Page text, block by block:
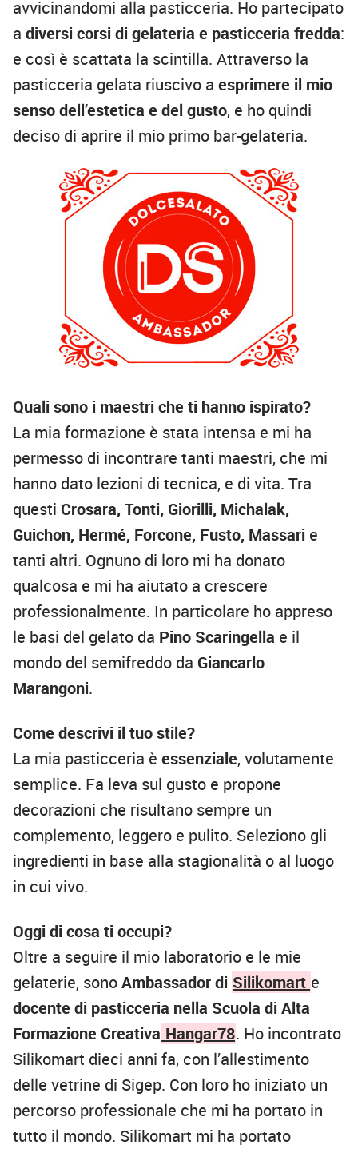
avvicinandomi alla pasticceria. Ho partecipato
a diversi corsi di gelateria e pasticceria fredda:
e così è scattata la scintilla. Attraverso la
pasticceria gelata riuscivo a esprimere il mio
senso dell’estetica e del gusto, e ho quindi
deciso di aprire il mio primo bar-gelateria.
Quali sono i maestri che ti hanno ispirato?
La mia formazione è stata intensa e mi ha
permesso di incontrare tanti maestri, che mi
hanno dato lezioni di tecnica, e di vita. Tra
questi Crosara, Tonti, Giorilli, Michalak,
Guichon, Hermé, Forcone, Fusto, Massari e
tanti altri. Ognuno di loro mi ha donato
qualcosa e mi ha aiutato a crescere
professionalmente. In particolare ho appreso
le basi del gelato da Pino Scaringella e il
mondo del semifreddo da Giancarlo
Marangoni.
Come descrivi il tuo stile?
La mia pasticceria è essenziale, volutamente
semplice. Fa leva sul gusto e propone
decorazioni che risultano sempre un
complemento, leggero e pulito. Seleziono gli
ingredienti in base alla stagionalità o al luogo
in cui vivo.
Oggi di cosa ti occupi?
Oltre a seguire il mio laboratorio e le mie
gelaterie, sonoAmbassador di Silikomart e
docente di pasticceria nella Scuola di Alta
Formazione Creativa Hangar78. Ho incontrato
Silikomart dieci anni fa, con l’allestimento
delle vetrine di Sigep. Con loro ho iniziato un
percorso professionale che mi ha portato in
tutto il mondo. Silikomart mi ha portato